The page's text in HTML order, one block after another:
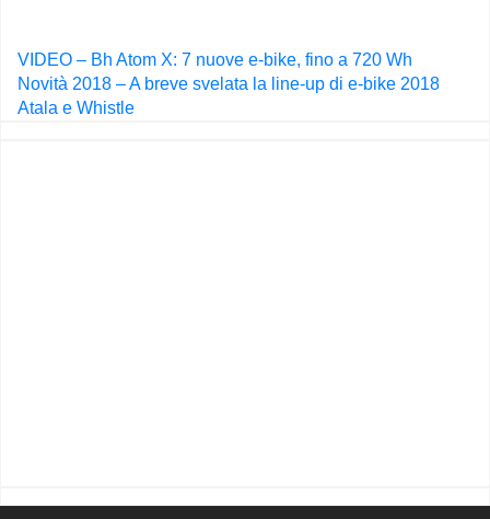
Navigazione
articoli
VIDEO – Bh Atom X: 7 nuove e-bike, fino a 720 Wh
Novità 2018 – A breve svelata la line-up di e-bike 2018
Atala e Whistle